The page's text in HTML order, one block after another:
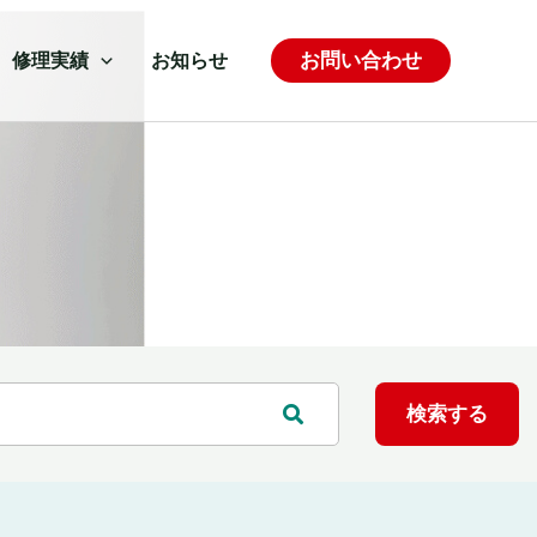
修理実績 お知らせ お問い合わせ